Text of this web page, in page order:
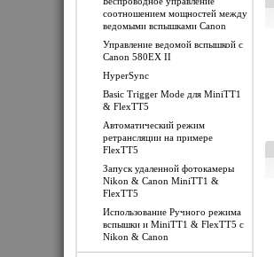
соотношением мощностей между
ведомыми вспышками Canon
Управление ведомой вспышкой с
Canon 580EX II
HyperSync
Basic Trigger Mode для MiniTT1
& FlexTT5
Автоматический режим
ретрансляции на примере
FlexTT5
Запуск удаленной фотокамеры
Nikon & Canon MiniTT1 &
FlexTT5
Использование Ручного режима
вспышки и MiniTT1 & FlexTT5 с
Nikon & Canon